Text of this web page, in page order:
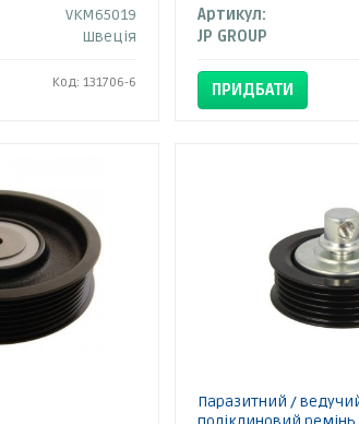
VKM65019
Швеція
Код: 131706-6
Артикул:
JP GROUP
ПРИДБАТИ
Паразитний /